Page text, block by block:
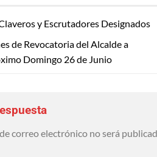
y Escrutadores Designados
de Revocatoria del Alcalde a
Domingo 26 de Junio
correo electrónico no será